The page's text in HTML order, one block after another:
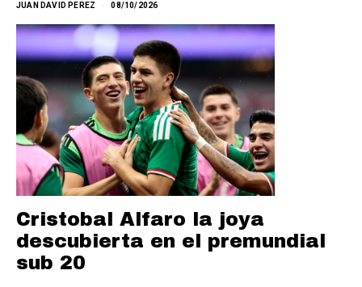
JUAN DAVID PEREZ 08/10/2026
Cristobal Alfaro la joya
descubierta en el premundial
sub 20